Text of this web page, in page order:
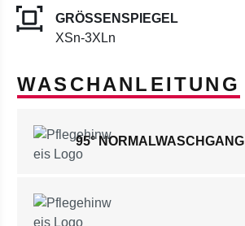
GRÖSSENSPIEGEL
XSn-3XLn
WASCHANLEITUNG
95° NORMALWASCHGANG